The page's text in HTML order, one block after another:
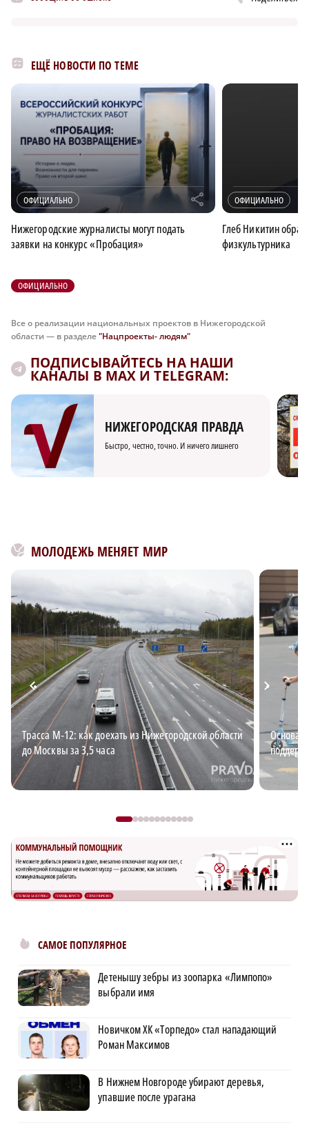
ЕЩЁ НОВОСТИ ПО ТЕМЕ
ОФИЦИАЛЬНО r
Нижегородские журналисты могут подать
заявки на конкурс «Пробация»
ОФИЦИАЛЬНО
Глеб Никитин
физкультурника
ОФИЦИАЛЬНО
Все о реализации национальных проектов в Нижегородской
области — в разделе"Нацпроекты- людям"
ПОДПИСЫВАЙТЕСЬ НА НАШИ
КАНАЛЫ В MAX И TELEGRAM:
НИЖЕГОРОДСКАЯ ПРАВДА
Быстро, честно, точно. И ничего лишнего
МОЛОДЕЖЬ МЕНЯЕТ МИР
Трасса М‑12: как доехать из Нижегородской области
до Москвы за 3,5 часа
Основа
САМОЕ ПОПУЛЯРНОЕ
Детенышу зебры из зоопарка «Лимпопо»
выбрали имя
Новичком ХК «Торпедо» стал нападающий
Роман Максимов
В Нижнем Новгороде убирают деревья,
упавшие после урагана